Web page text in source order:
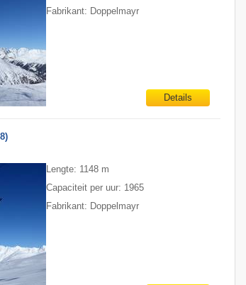
Fabrikant: Doppelmayr
Details
Lengte: 1148 m
Capaciteit per uur: 1965
Fabrikant: Doppelmayr